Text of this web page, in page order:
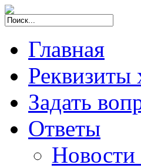
Главная
Реквизиты
Задать
Ответы
Новости